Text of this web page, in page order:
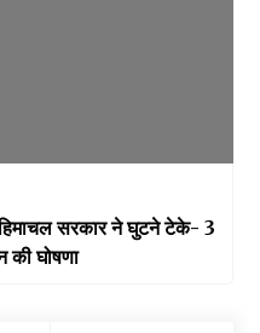
सरकार ने घुटने टेके- 3
माह के भीतर “सवर्ण आयोग” के गठन की घोषणा